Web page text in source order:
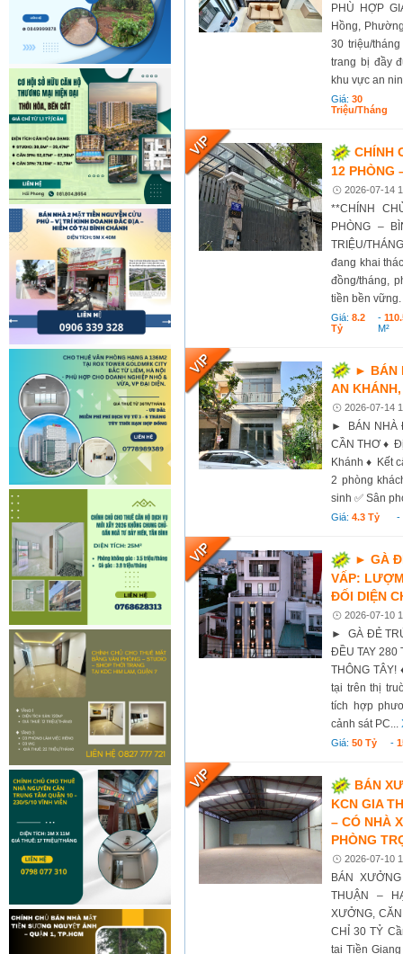
PHÙ HỢP
Hồng,
30 triệu/
trang bị đầy
khu vực an
Giá:30
Triệu/tháng
CHÍNH
12 PHÒNG
2026-07-14
**CHÍNH
PHÒNG –
TRIỆU/
đang khai
đồng/tháng,
tiền bền
Giá:8.2
Tỷ
-
M²
► BÁN
AN
2026-07-14
► BÁN NHÀ
CẦN THƠ ♦
Khánh ♦ Kết
2 phòng
sinh ✅ Sân
Giá:4.3 Tỷ -
► GÀ
VẤP:
ĐỐI DIỆN
2026-07-10
► GÀ ĐẺ
ĐỀU TAY 280
THÔNG
tại trên thị
tích hợp
cảnh sát PC...
Giá:50 Tỷ -
BÁN
KCN GIA
– CÓ NHÀ
PHÒNG
2026-07-10
BÁN
THUẬN –
XƯỞNG,
CHỈ 30 TỶ
tại Tiền